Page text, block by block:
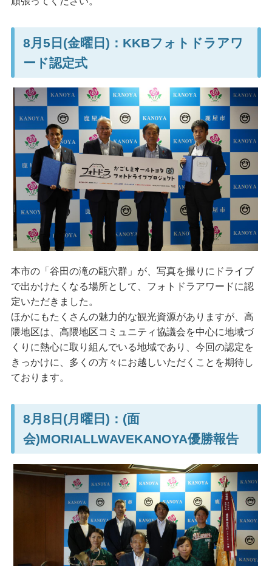
8月5日(金曜日)：KKBフォトドラアワ
ード認定式
本市の「谷田の滝の甌穴群」が、写真を撮りにドライブ
で出かけたくなる場所として、フォトドラアワードに認
定いただきました。
ほかにもたくさんの魅力的な観光資源がありますが、高
隈地区は、高隈地区コミュニティ協議会を中心に地域づ
くりに熱心に取り組んでいる地域であり、今回の認定を
きっかけに、多くの方々にお越しいただくことを期待し
ております。
8月8日(月曜日)：(面
会)MORIALLWAVEKANOYA優勝報告